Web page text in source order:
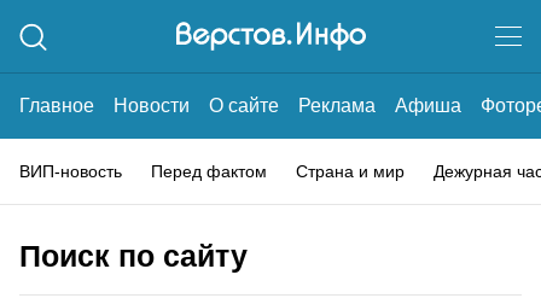
Главное Новости О сайте Реклама Афиша
ВИП-новость Перед фактом Страна и мир Дежурная
Поиск по сайту